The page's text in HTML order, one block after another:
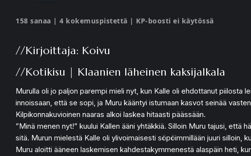
158 sanaa | 4 kokemuspistettä | KP-boosti ei käytössä
//Kirjoittaja: Koivu
//Kotikisu | Klaanien läheinen kaksijalkala
Murulla oli jo paljon parempi mieli nyt, kun Kalle oli ehdottanut piilosta
innoissaan, että se sopi, ja Muru kääntyi istumaan kasvot seinää
Kilpikonnakuvioinen naaras alkoi laskea hitaasti päässään.
”Minä menen nyt!” kuului Kallen ääni yhtäkkiä. Silloin Muru tajusi,
sitä. Murun mielestä Kalle oli ylivoimaisesti söpöimmillään juuri silloin,
Muru aloitti ääneen laskemisen kahdestakymmenestä alaspäin heti,